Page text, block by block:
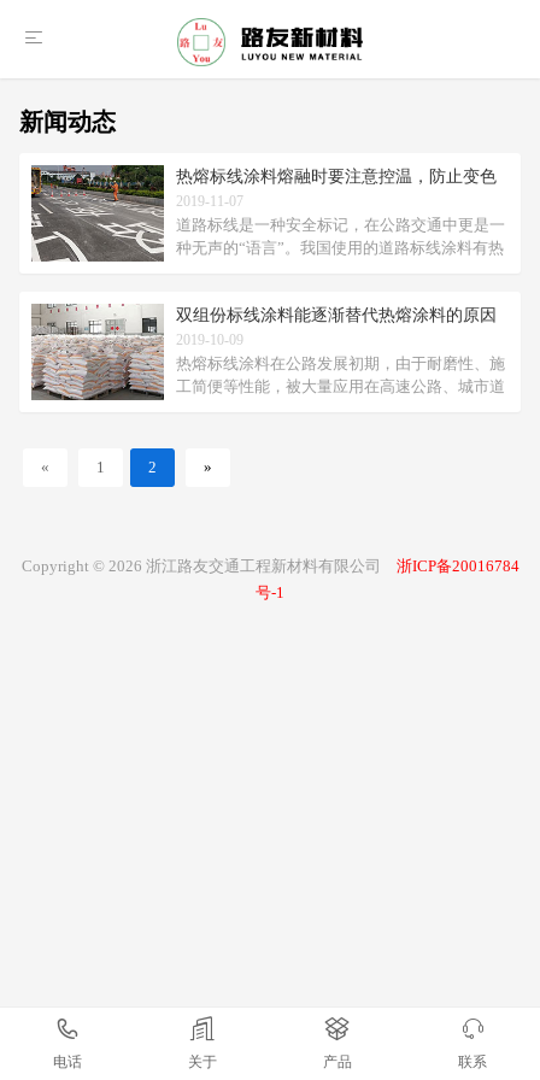
新闻动态
热熔标线涂料熔融时要注意控温，防止变色
2019-11-07
道路标线是一种安全标记，在公路交通中更是一
种无声的“语言”。我国使用的道路标线涂料有热
故和美化城市道路的目的，而醒目
双组份标线涂料能逐渐替代热熔涂料的原因
2019-10-09
热熔标线涂料在公路发展初期，由于耐磨性、施
工简便等性能，被大量应用在高速公路、城市道
« 1 2 »
Copyright © 2026 浙江路友交通工程新材料有限公司 浙ICP备20016784
号-1
电话 关于 产品 联系